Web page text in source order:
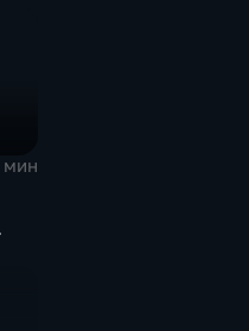
мин